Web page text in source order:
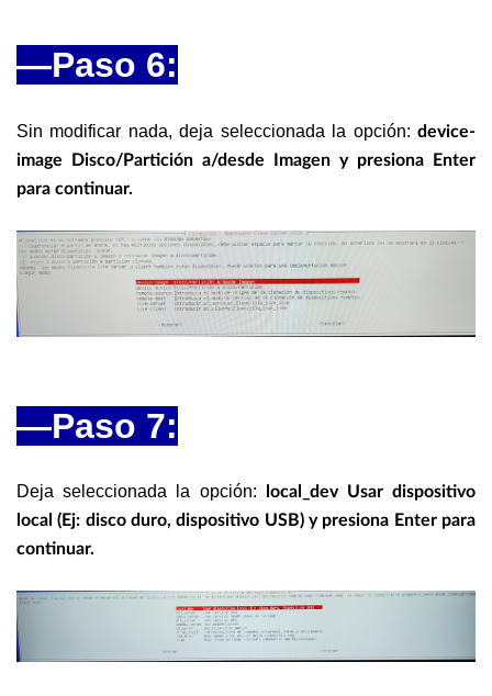
—Paso 6:
Sin modificar nada, deja seleccionada la opción: device-
image Disco/Partición a/desde Imagen y presiona Enter
para continuar.
—Paso 7:
Deja seleccionada la opción:
local_dev Usar dispositivo
local (Ej: disco duro, dispositivo USB) y presiona Enter para
continuar.